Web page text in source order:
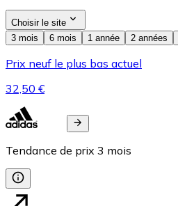
Choisir le site
3 mois
6 mois 1 année 2 années
Prix neuf le plus bas actuel
32,50 €
Tendance de prix 3 mois